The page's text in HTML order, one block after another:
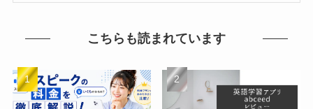
こちらも読まれています